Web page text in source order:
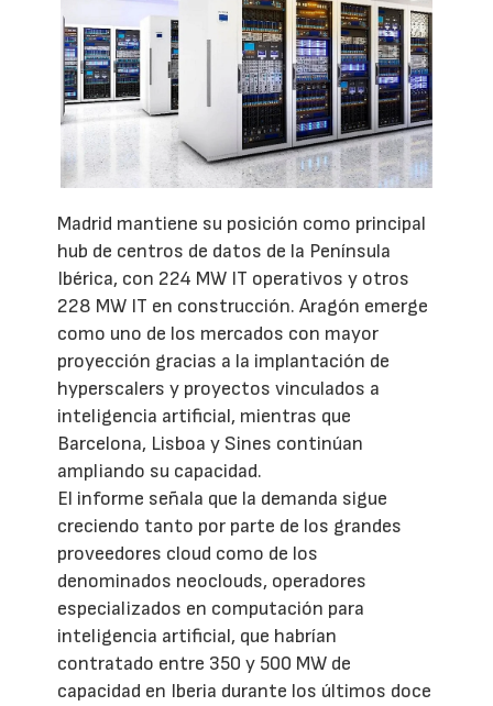
Madrid mantiene su posición como principal
hub de centros de datos de la Península
Ibérica, con 224 MW IT operativos y otros
228 MW IT en construcción. Aragón emerge
como uno de los mercados con mayor
proyección gracias a la implantación de
hyperscalers y proyectos vinculados a
inteligencia artificial, mientras que
Barcelona, Lisboa y Sines continúan
ampliando su capacidad.
El informe señala que la demanda sigue
creciendo tanto por parte de los grandes
proveedores cloud como de los
denominados neoclouds, operadores
especializados en computación para
inteligencia artificial, que habrían
contratado entre 350 y 500 MW de
capacidad en Iberia durante los últimos doce